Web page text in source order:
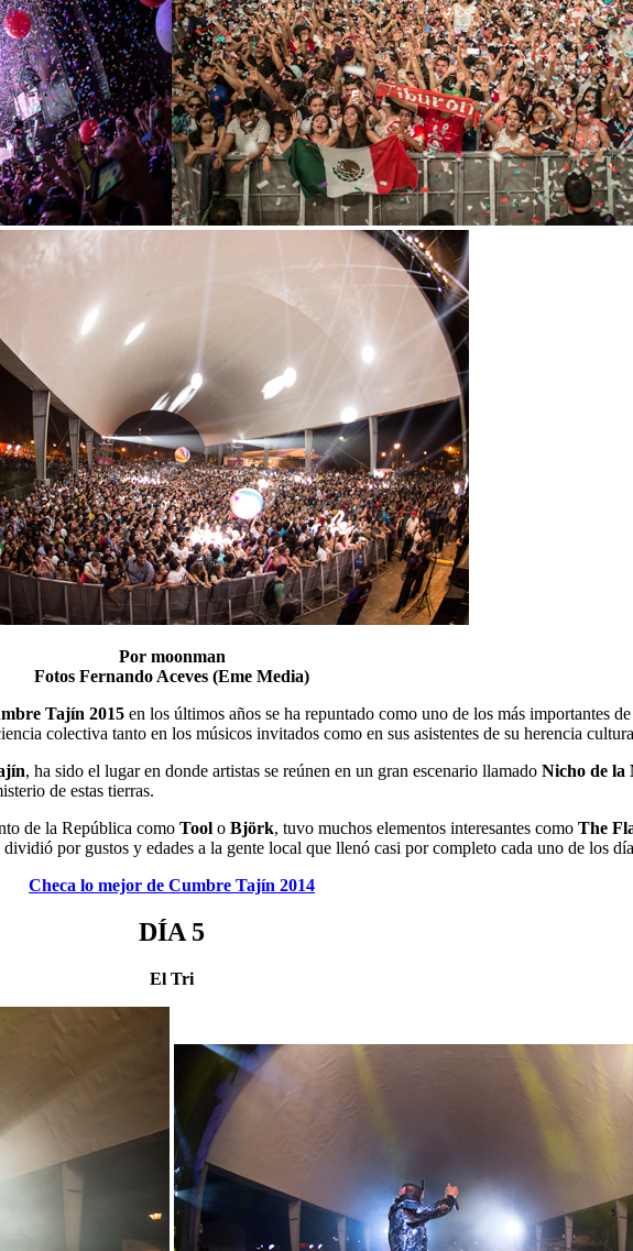
Por moonman
Fotos Fernando Aceves (Eme Media)
Tajín 2015 en los últimos años se ha repuntado como uno de los más importantes
colectiva tanto en los músicos invitados como en sus asistentes de su herencia
, ha sido el lugar en donde artistas se reúnen en un gran escenario llamado Nicho de la
de estas tierras.
de la República como Tool o Björk, tuvo muchos elementos interesantes como The
por gustos y edades a la gente local que llenó casi por completo cada uno de los
Checa lo mejor de Cumbre Tajín 2014
DÍA 5
El Tri